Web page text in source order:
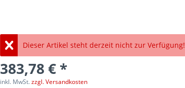
Dieser Artikel steht derzeit nicht zur Verfügung!
383,78 € *
inkl. MwSt.zzgl. Versandkosten